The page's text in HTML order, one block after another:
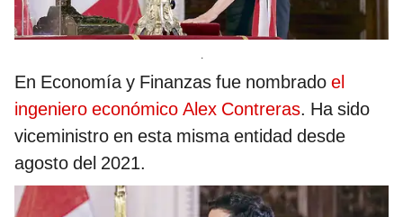
.
En Economía y Finanzas fue nombrado el
ingeniero económico Alex Contreras. Ha sido
viceministro en esta misma entidad desde
agosto del 2021.